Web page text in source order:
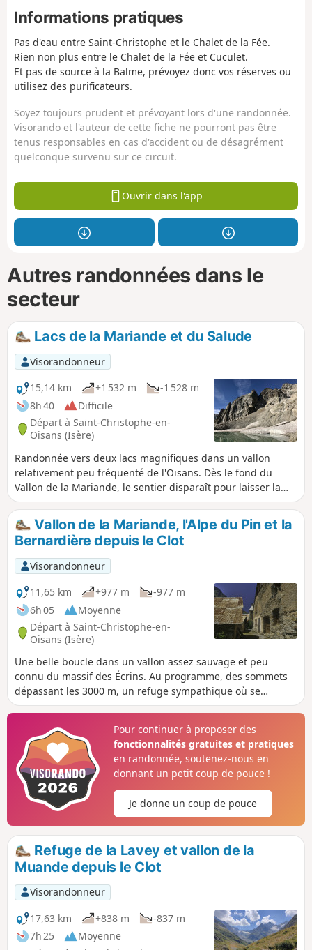
Informations pratiques
Pas d'eau entre Saint-Christophe et le Chalet de la Fée.
Rien non plus entre le Chalet de la Fée et Cuculet.
Et pas de source à la Balme, prévoyez donc vos réserves ou
utilisez des purificateurs.
Soyez toujours prudent et prévoyant lors d'une randonnée.
Visorando et l'auteur de cette fiche ne pourront pas être
tenus responsables en cas d'accident ou de désagrément
quelconque survenu sur ce circuit.
Ouvrir dans l'app
Autres randonnées dans le
secteur
Lacs de la Mariande et du Salude
Visorandonneur
15,14 km
+1 532 m
-1 528 m
8h 40
Difficile
Départ à Saint-Christophe-en-
Oisans (Isère)
Randonnée vers deux lacs magnifiques dans un vallon
relativement peu fréquenté de l'Oisans. Dès le fond du
Vallon de la Mariande, le sentier disparaît pour laisser la
place à l'aventure et aux sentes parfois peu cairnées. Les
lacs glaciaires où flottent des névés et les paysages
minéraux où évoluent bouquetins et chamois récompensent
les randonneurs de leurs efforts. Attention, cet itinéraire
difficile s'adresse uniquement aux randonneurs habitués à
la progression hors sente en terrain pentu.
Vallon de la Mariande, l'Alpe du Pin et la
Bernardière depuis le Clot
Visorandonneur
11,65 km
+977 m
-977 m
6h 05
Moyenne
Départ à Saint-Christophe-en-
Oisans (Isère)
Une belle boucle dans un vallon assez sauvage et peu
connu du massif des Écrins. Au programme, des sommets
dépassant les 3000 m, un refuge sympathique où se
restaurer, une belle cascade et de petits hameaux
Pour continuer à proposer des
fonctionnalités gratuites et pratiques
en randonnée, soutenez-nous en
donnant un petit coup de pouce !
Je donne un coup de pouce
Refuge de la Lavey et vallon de la
Muande depuis le Clot
Visorandonneur
17,63 km
+838 m
-837 m
7h 25
Moyenne